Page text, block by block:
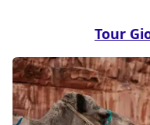
Tour